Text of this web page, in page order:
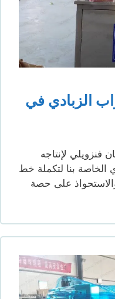
الزبادي في
لإنتاجه
بنا لتكملة خط
على حصة